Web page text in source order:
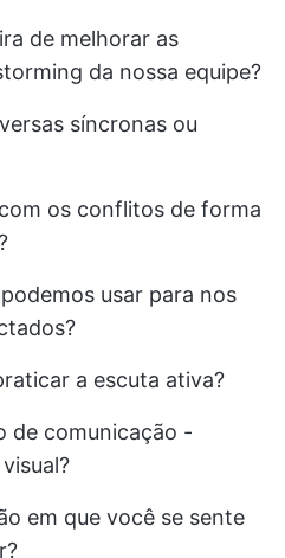
de melhorar as
da nossa equipe?
síncronas ou
os conflitos de forma
usar para nos
a escuta ativa?
de comunicação -
em que você se sente